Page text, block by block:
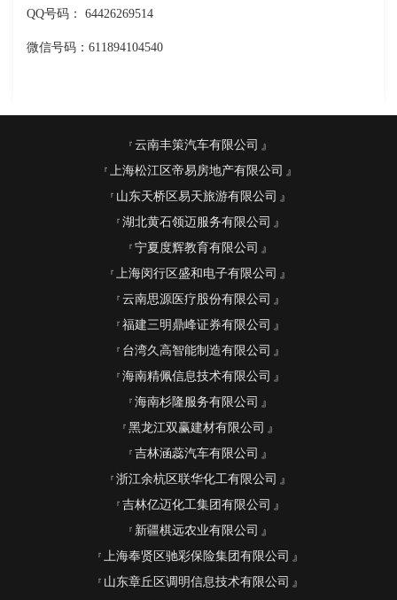
QQ号码： 64426269514
微信号码：611894104540
云南丰策汽车有限公司
上海松江区帝易房地产有限公司
山东天桥区易天旅游有限公司
湖北黄石领迈服务有限公司
宁夏度辉教育有限公司
上海闵行区盛和电子有限公司
云南思源医疗股份有限公司
福建三明鼎峰证券有限公司
台湾久高智能制造有限公司
海南精佩信息技术有限公司
海南杉隆服务有限公司
黑龙江双赢建材有限公司
吉林涵蕊汽车有限公司
浙江余杭区联华化工有限公司
吉林亿迈化工集团有限公司
新疆棋远农业有限公司
上海奉贤区驰彩保险集团有限公司
山东章丘区调明信息技术有限公司